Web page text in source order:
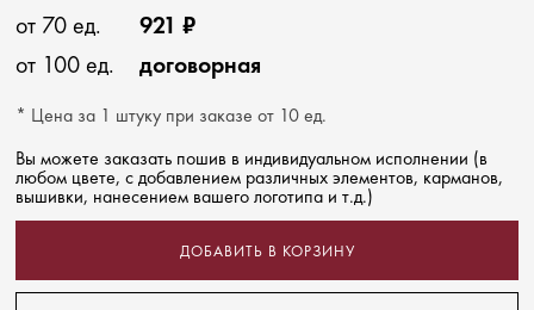
от 70 ед.
921 ₽
от 100 ед.
договорная
* Цена за 1 штуку при заказе от 10 ед.
Вы можете заказать пошив в индивидуальном исполнении (в
любом цвете, с добавлением различных элементов, карманов,
вышивки, нанесением вашего логотипа и т.д.)
ДОБАВИТЬ В КОРЗИНУ